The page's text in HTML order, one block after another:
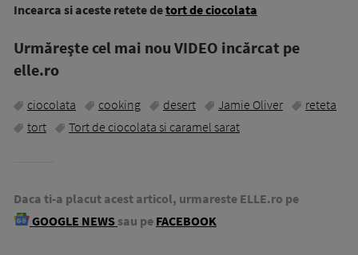
Incearca si aceste retete detort de ciocolata
Urmăreşte cel mai nou VIDEO incărcat pe
elle.ro
ciocolata cooking desert Jamie Oliver
reteta
tort
Tort de ciocolata si caramel sarat
Daca ti-a placut acest articol, urmareste ELLE.ro pe
GOOGLE NEWS sau pe FACEBOOK